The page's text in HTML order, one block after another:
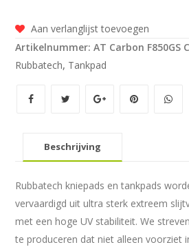
Aan verlanglijst toevoegen
Artikelnummer:AT Carbon F850GS
Rubbatech, Tankpad
Beschrijving
Rubbatech kniepads en tankpads
vervaardigd uit ultra sterk extreem
met een hoge UV stabiliteit. We
te produceren dat niet alleen voorziet